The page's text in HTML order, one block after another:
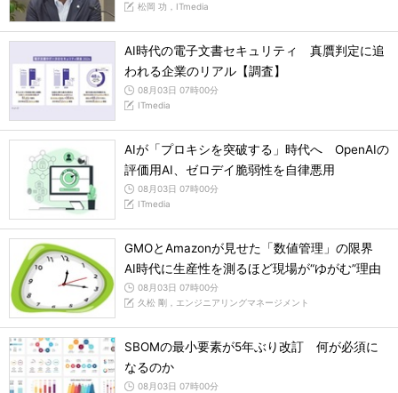
松岡 功，ITmedia
AI時代の電子文書セキュリティ 真贋判定に追
われる企業のリアル【調査】
08月03日 07時00分
ITmedia
AIが「プロキシを突破する」時代へ OpenAIの
評価用AI、ゼロデイ脆弱性を自律悪用
08月03日 07時00分
ITmedia
GMOとAmazonが見せた「数値管理」の限界
AI時代に生産性を測るほど現場が“ゆがむ”理由
08月03日 07時00分
久松 剛，エンジニアリングマネージメント
SBOMの最小要素が5年ぶり改訂 何が必須に
なるのか
08月03日 07時00分